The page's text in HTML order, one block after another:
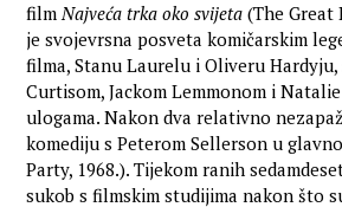
filmNajveća trka oko svijeta (The Great
je svojevrsna posveta komičarskim
filma, Stanu Laurelu i Oliveru Hardyju,
Curtisom, Jackom Lemmonom i
ulogama. Nakon dva relativno
komediju s Peterom Sellerson u
Party, 1968.). Tijekom ranih
sukob s filmskim studijima nakon što